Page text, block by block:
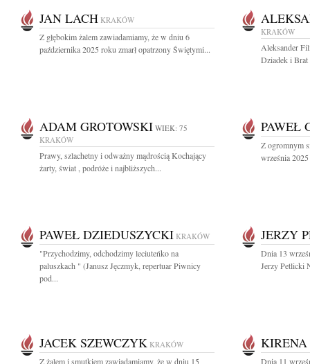
JAN LACH KRAKÓW
Z głębokim żalem zawiadamiamy, że w dniu 6
października 2025 roku zmarł opatrzony Świętymi...
KRAKÓW
Aleksander
Dziadek i Brat
ADAM GROTOWSKI WIEK: 75
KRAKÓW
Prawy, szlachetny i odważny mądrością Kochający
żarty, świat , podróże i najbliższych...
PAWEŁ
Z ogromnym
września
PAWEŁ DZIEDUSZYCKI KRAKÓW
"Przychodzimy, odchodzimy leciuteńko na
paluszkach " (Janusz Jęczmyk, repertuar Piwnicy
pod...
JERZY
Dnia 13
Jerzy Petlicki
JACEK SZEWCZYK KRAKÓW
Z żalem i smutkiem zawiadamiamy, że w dniu 15
Dnia 11